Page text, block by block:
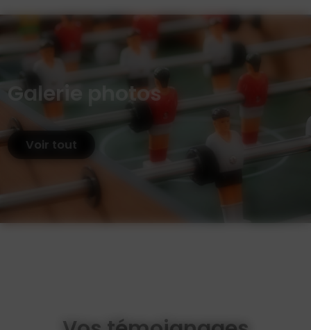
Galerie photos
Voir tout